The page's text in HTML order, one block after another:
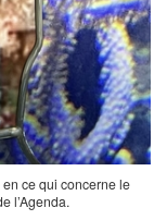
ce qui concerne le
l’Agenda.